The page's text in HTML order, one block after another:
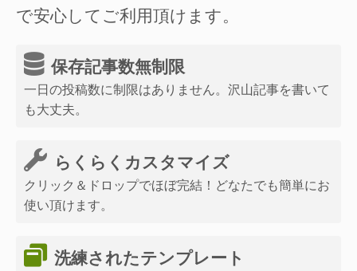
で安心してご利用頂けます。
保存記事数無制限
一日の投稿数に制限はありません。沢山記事を書いて
も大丈夫。
らくらくカスタマイズ
クリック＆ドロップでほぼ完結！どなたでも簡単にお
使い頂けます。
洗練されたテンプレート